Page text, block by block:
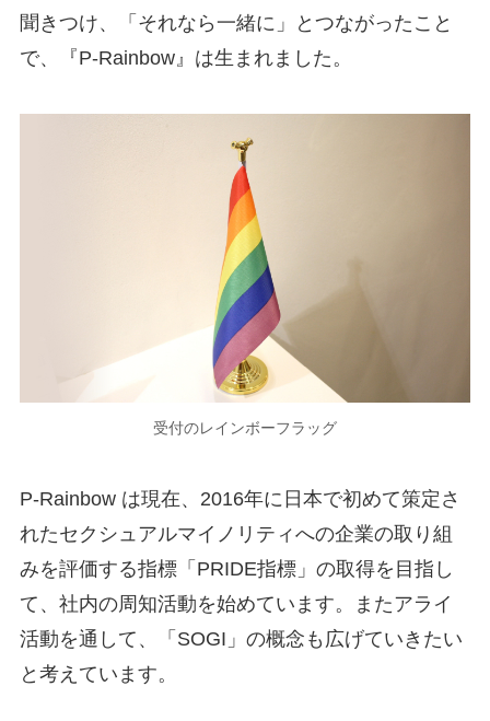
聞きつけ、「それなら一緒に」とつながったこと
で、『P-Rainbow』は生まれました。
受付のレインボーフラッグ
P-Rainbow は現在、2016年に日本で初めて策定さ
れたセクシュアルマイノリティへの企業の取り組
みを評価する指標「PRIDE指標」の取得を目指し
て、社内の周知活動を始めています。またアライ
活動を通して、「SOGI」の概念も広げていきたい
と考えています。